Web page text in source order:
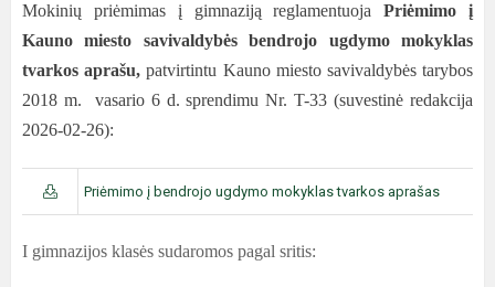
Mokinių priėmimas į gimnaziją reglamentuojaPriėmimo į
Kauno miesto savivaldybės bendrojo ugdymo mokyklas
tvarkos aprašu, patvirtintu Kauno miesto savivaldybės tarybos
2018 m. vasario 6 d. sprendimu Nr. T-33 (suvestinė redakcija
2026-02-26):
Priėmimo į bendrojo ugdymo mokyklas tvarkos aprašas
I gimnazijos klasės sudaromos pagal sritis: